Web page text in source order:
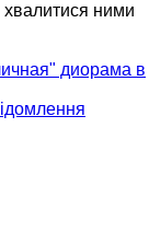
хвалитися ними
диорама в